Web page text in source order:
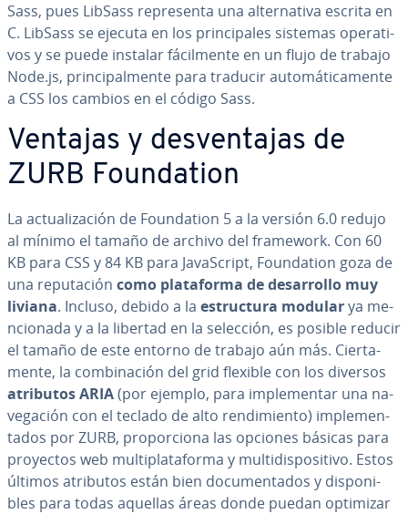
Sass, pues LibSass re­pre­se­n­ta una al­te­r­na­ti­va escrita en
C. LibSass se ejecuta en los pri­n­ci­pa­les sistemas ope­ra­ti­
vos y se puede instalar fá­ci­l­me­n­te en un flujo de trabajo
Node.js, pri­n­ci­pa­l­me­n­te para traducir au­to­má­ti­ca­me­n­te
a CSS los cambios en el código Sass.
Ventajas y de­s­ve­n­ta­jas de
ZURB Fou­n­da­tion
La ac­tua­li­za­ción de Fou­n­da­tion 5 a la versión 6.0 redujo
al mínimo el tamaño de archivo del framework. Con 60
KB para CSS y 84 KB para Ja­va­S­cri­pt, Fou­n­da­tion goza de
una repu­tación como pla­ta­fo­r­ma de de­sa­rro­llo muy
liviana. Incluso, debido a la es­tru­c­tu­ra modularya me­
n­cio­na­da y a la libertad en la selección, es posible reducir
el tamaño de este entorno de trabajo aún más. Cie­r­ta­
me­n­te, la co­m­bi­na­ción del grid flexible con los diversos
atributos ARIA(por ejemplo, para im­ple­me­n­tar una na­
ve­ga­ción con el teclado de alto re­n­di­mie­n­to) im­ple­me­n­
ta­dos por ZURB, pro­po­r­cio­na las opciones básicas para
proyectos web mu­l­ti­pla­ta­fo­r­ma y mu­l­ti­di­s­po­si­ti­vo. Estos
últimos atributos están bien do­cu­me­n­ta­dos y di­s­po­ni­
bles para todas aquellas áreas donde puedan optimizar